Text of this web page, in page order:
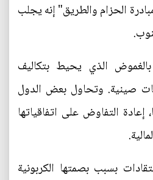
الحزام والطريق" إنه يجلب
الذي يحيط بتكاليف
صينية. وتحاول بعض الدول
إعادة التفاوض على اتفاقياتها
بسبب بصمتها الكربونية